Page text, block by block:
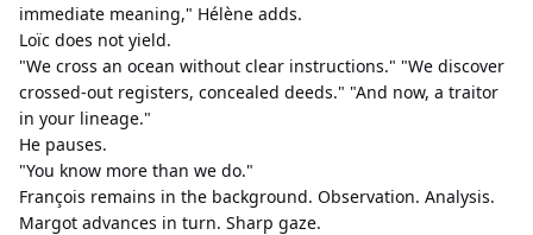
immediate meaning," Hélène adds.
Loïc does not yield.
"We cross an ocean without clear instructions." "We discover
crossed-out registers, concealed deeds." "And now, a traitor
in your lineage."
He pauses.
"You know more than we do."
François remains in the background. Observation. Analysis.
Margot advances in turn. Sharp gaze.